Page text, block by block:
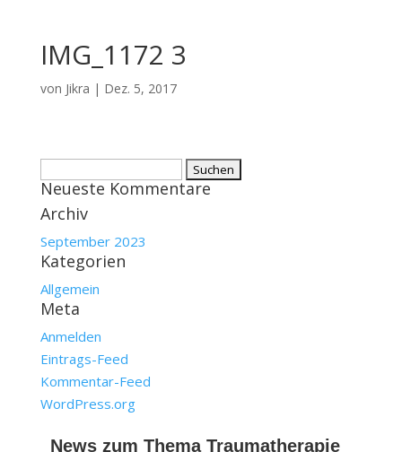
IMG_1172 3
von Jikra | Dez. 5, 2017
nach:
Neueste Kommentare
Archiv
September 2023
Kategorien
Allgemein
Meta
Anmelden
Eintrags-Feed
Kommentar-Feed
WordPress.org
News zum Thema Traumatherapie